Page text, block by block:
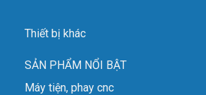
Thiết bị khác
SẢN PHẨM NỔI BẬT
Máy tiện, phay cnc